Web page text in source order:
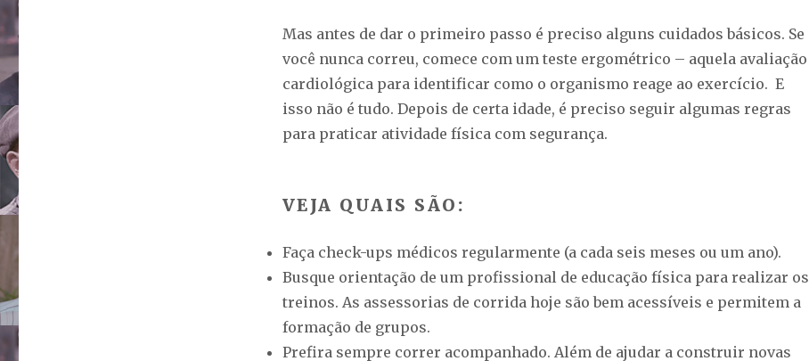
Mas antes de dar o primeiro passo é preciso alguns cuidados básicos. Se
você nunca correu, comece com um teste ergométrico – aquela avaliação
cardiológica para identificar como o organismo reage ao exercício. E
isso não é tudo. Depois de certa idade, é preciso seguir algumas regras
para praticar atividade física com segurança.
VEJA QUAIS SÃO:
Faça check-ups médicos regularmente (a cada seis meses ou um ano).
Busque orientação de um profissional de educação física para realizar os
treinos. As assessorias de corrida hoje são bem acessíveis e permitem a
formação de grupos.
Prefira sempre correr acompanhado. Além de ajudar a construir novas